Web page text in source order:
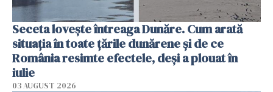
Seceta lovește întreaga Dunăre. Cum arată
situația în toate țările dunărene și de ce
România resimte efectele, deși a plouat în
iulie
03 AUGUST 2026